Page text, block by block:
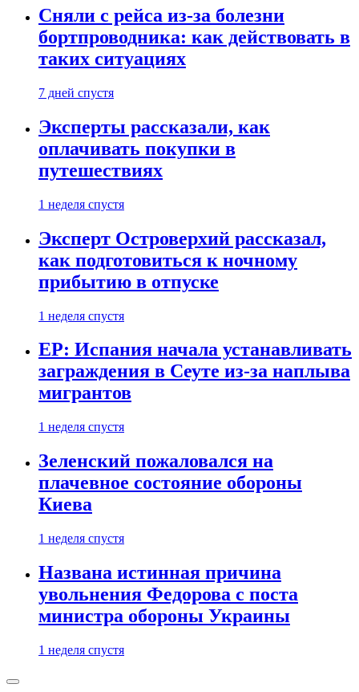
Сняли с рейса из-за болезни
бортпроводника: как действовать в
таких ситуациях
7 дней спустя
Эксперты рассказали, как
оплачивать покупки в
путешествиях
1 неделя спустя
Эксперт Островерхий рассказал,
как подготовиться к ночному
прибытию в отпуске
1 неделя спустя
EP: Испания начала устанавливать
заграждения в Сеуте из-за наплыва
мигрантов
1 неделя спустя
Зеленский пожаловался на
плачевное состояние обороны
Киева
1 неделя спустя
Названа истинная причина
увольнения Федорова с поста
министра обороны Украины
1 неделя спустя